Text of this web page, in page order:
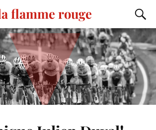
flamme rouge